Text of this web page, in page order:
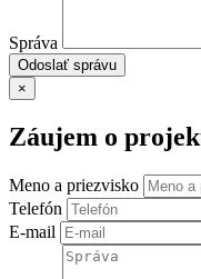
Správa
Odoslať správu
×
Záujem o
Meno a priezvisko
Telefón
E-mail